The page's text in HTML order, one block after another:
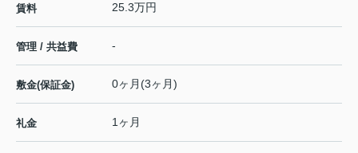
賃料 25.3万円
管理 / 共益費 -
敷金(保証金) 0ヶ月(3ヶ月)
礼金 1ヶ月